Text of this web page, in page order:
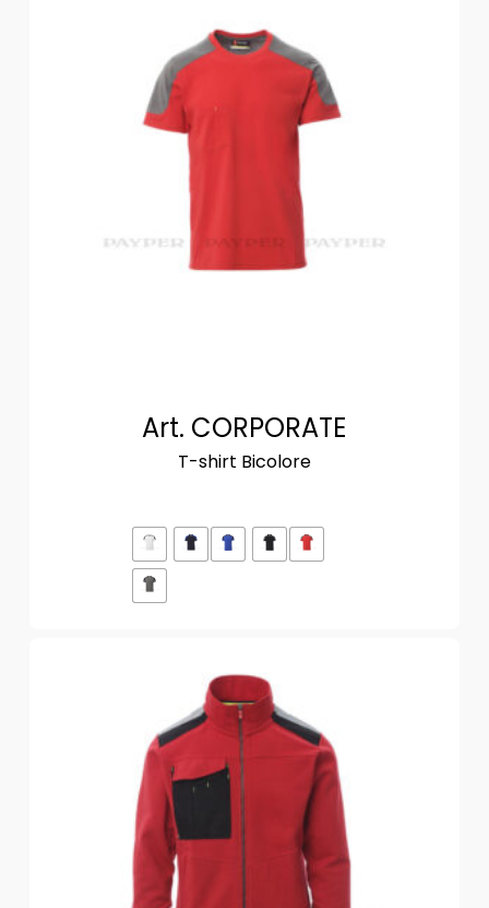
Art. CORPORATE
T-shirt Bicolore